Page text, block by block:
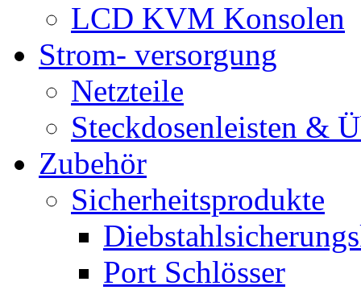
LCD KVM Konsolen
Strom- versorgung
Netzteile
Steckdosenleisten &
Zubehör
Sicherheitsprodukte
Port Schlösser